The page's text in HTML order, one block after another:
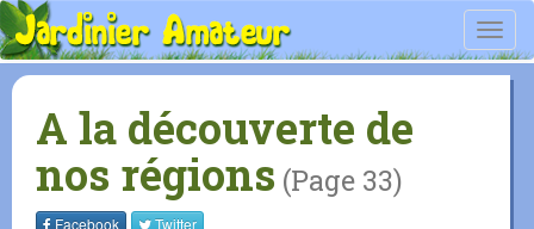
A la découverte de
nos régions (Page 33)
Facebook Twitter